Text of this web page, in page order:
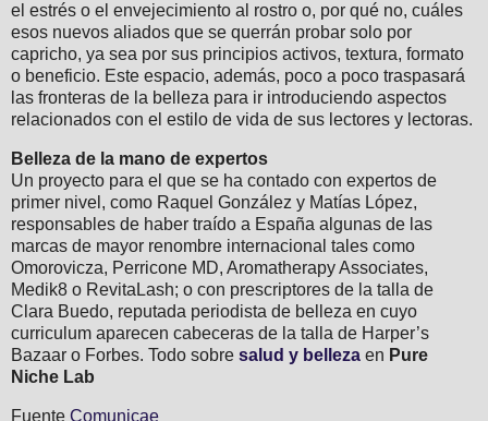
el estrés o el envejecimiento al rostro o, por qué no, cuáles
esos nuevos aliados que se querrán probar solo por
capricho, ya sea por sus principios activos, textura, formato
o beneficio. Este espacio, además, poco a poco traspasará
las fronteras de la belleza para ir introduciendo aspectos
relacionados con el estilo de vida de sus lectores y lectoras.
Belleza de la mano de expertos
Un proyecto para el que se ha contado con expertos de
primer nivel, como Raquel González y Matías López,
responsables de haber traído a España algunas de las
marcas de mayor renombre internacional tales como
Omorovicza, Perricone MD, Aromatherapy Associates,
Medik8 o RevitaLash; o con prescriptores de la talla de
Clara Buedo, reputada periodista de belleza en cuyo
curriculum aparecen cabeceras de la talla de Harper’s
Bazaar o Forbes. Todo sobre salud y belleza en Pure
Niche Lab
Fuente Comunicae